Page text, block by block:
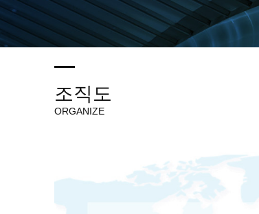
조직도
ORGANIZE